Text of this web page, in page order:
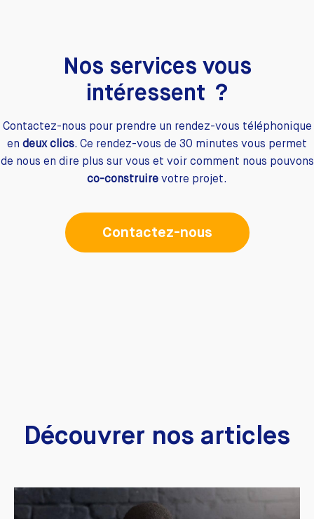
Nos services vous
intéressent ?
Contactez-nous pour prendre un rendez-vous téléphonique
en deux clics. Ce rendez-vous de 30 minutes vous permet
de nous en dire plus sur vous et voir comment nous pouvons
co-construire votre projet.
Contactez-nous
Découvrer nos articles